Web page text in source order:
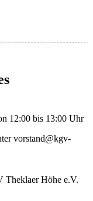
12:00 bis 13:00 Uhr
vorstand@kgv-
Höhe e.V.